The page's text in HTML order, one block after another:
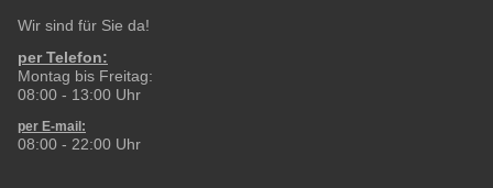
Wir sind für Sie da!
per Telefon:
Montag bis Freitag:
08:00 - 13:00 Uhr
per E-mail:
08:00 - 22:00 Uhr